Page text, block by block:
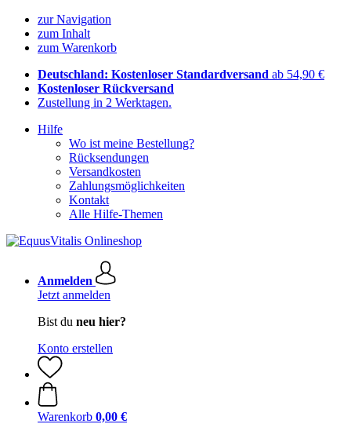
zur Navigation
zum Inhalt
zum Warenkorb
Deutschland: Kostenloser Standardversand ab 54,90 €
Kostenloser Rückversand
Zustellung in 2 Werktagen.
Hilfe
Wo ist meine Bestellung?
Rücksendungen
Versandkosten
Zahlungsmöglichkeiten
Kontakt
Alle Hilfe-Themen
Anmelden
Jetzt anmelden
Bist du neu hier?
Konto erstellen
Warenkorb 0,00 €